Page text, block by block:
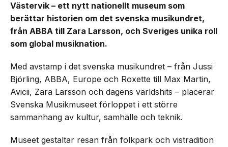
Västervik – ett nytt nationellt museum som
berättar historien om det svenska musikundret,
från ABBA till Zara Larsson, och Sveriges unika roll
som global musiknation.
Med avstamp i det svenska musikundret – från Jussi
Björling, ABBA, Europe och Roxette till Max Martin,
Avicii, Zara Larsson och dagens världshits – placerar
Svenska Musikmuseet förloppet i ett större
sammanhang av kultur, samhälle och teknik.
Museet gestaltar resan från folkpark och vistradition